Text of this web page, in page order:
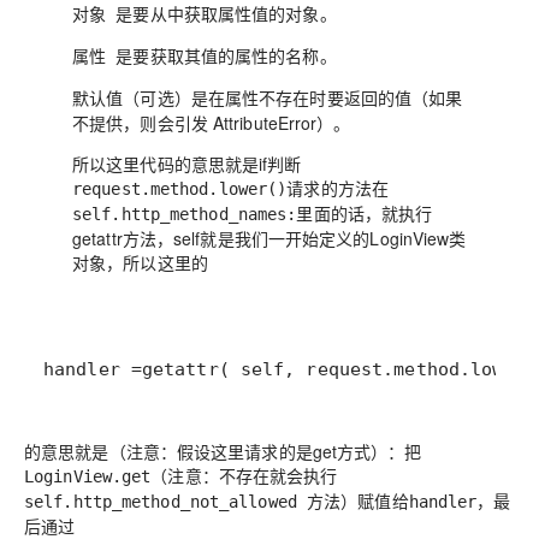
对象是要从中获取属性值的对象。
属性是要获取其值的属性的名称。
默认值（可选） 是在属性不存在时要返回的值（如果
不提供，则会引发 AttributeError）。
所以这里代码的意思就是if判断
request.method.lower()请求的方法在
self.http_method_names: 里面的话，就执行
getattr方法，self就是我们一开始定义的LoginView类
对象，所以这里的
的意思就是（注意：假设这里请求的是get方式）：把
LoginView.get （注意：不存在就会执行
self.http_method_not_allowed 方法）赋值给handler，最
后通过